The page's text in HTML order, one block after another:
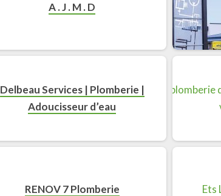
A . J . M . D
Delbeau Services | Plomberie |
Adoucisseur d’eau
RENOV 7 Plomberie